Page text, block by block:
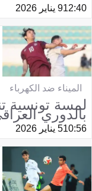
12:409 يناير 2026
الميناء ضد الكهرباء
لمسة تونسية
بالدوري
10:565 يناير 2026